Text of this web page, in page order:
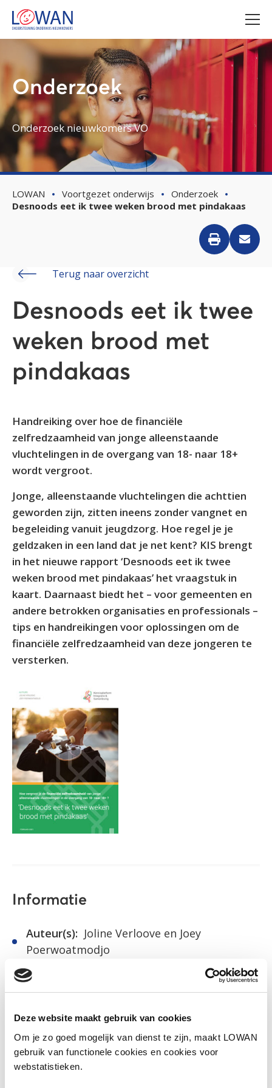
Deze website maakt gebruik van cookies
Om je zo goed mogelijk van dienst te zijn, maakt LOWAN
gebruik van functionele cookies en cookies voor
webstatistieken.
Onderzoek
Onderzoek nieuwkomers VO
LOWAN Voortgezet onderwijs
Onderzoek
Desnoods eet ik twee weken brood met pindakaas
Terug naar overzicht
Desnoods eet ik twee
weken brood met
pindakaas
Handreiking over hoe de financiële
zelfredzaamheid van jonge alleenstaande
vluchtelingen in de overgang van 18- naar 18+
wordt vergroot.
Jonge, alleenstaande vluchtelingen die achttien
geworden zijn, zitten ineens zonder vangnet en
begeleiding vanuit jeugdzorg. Hoe regel je je
geldzaken in een land dat je net kent? KIS brengt
in het nieuwe rapport ‘Desnoods eet ik twee
weken brood met pindakaas’ het vraagstuk in
kaart. Daarnaast biedt het – voor gemeenten en
andere betrokken organisaties en professionals –
tips en handreikingen voor oplossingen om de
financiële zelfredzaamheid van deze jongeren te
versterken.
Informatie
Auteur(s): Joline Verloove en Joey
Poerwoatmodjo
Uitgever:
Kennisplatform Integratie &
Download onderzoek